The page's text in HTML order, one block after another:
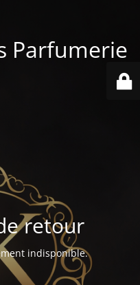
Parfumerie
retour
indisponible.